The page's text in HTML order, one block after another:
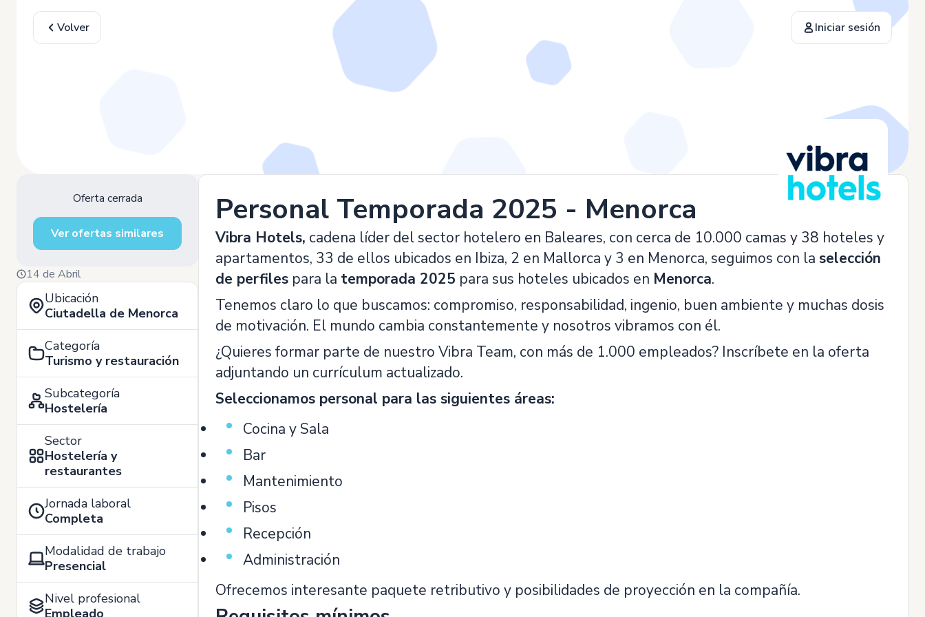
Volver Iniciar sesión
Oferta cerrada
Ver ofertas similares
14 de Abril
Ubicación
Ciutadella de Menorca
Categoría
Turismo y restauración
Subcategoría
Hostelería
Sector
Hostelería y
restaurantes
Jornada laboral
Completa
Modalidad de trabajo
Presencial
Nivel profesional
Empleado
Personal Temporada 2025 - Menorca
Vibra Hotels, cadena líder del sector hotelero en Baleares, con cerca de 10.000 camas y 38 hoteles y
apartamentos, 33 de ellos ubicados en Ibiza, 2 en Mallorca y 3 en Menorca, seguimos con la selección
de perfiles para la temporada 2025 para sus hoteles ubicados en Menorca.
Tenemos claro lo que buscamos: compromiso, responsabilidad, ingenio, buen ambiente y muchas dosis
de motivación. El mundo cambia constantemente y nosotros vibramos con él.
¿Quieres formar parte de nuestro Vibra Team, con más de 1.000 empleados? Inscríbete en la oferta
adjuntando un currículum actualizado.
Seleccionamos personal para las siguientes áreas:
Cocina y Sala
Bar
Mantenimiento
Pisos
Recepción
Administración
Ofrecemos interesante paquete retributivo y posibilidades de proyección en la compañía.